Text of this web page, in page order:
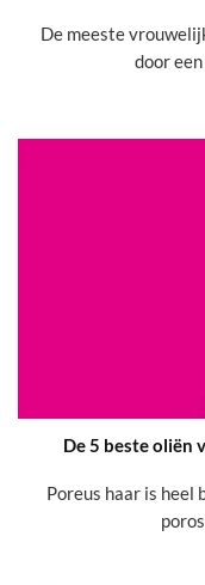
De meeste
door
De 5 beste oliën
Poreus haar is heel